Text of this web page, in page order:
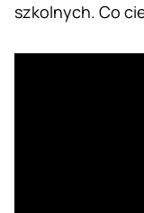
szkolnych. Co